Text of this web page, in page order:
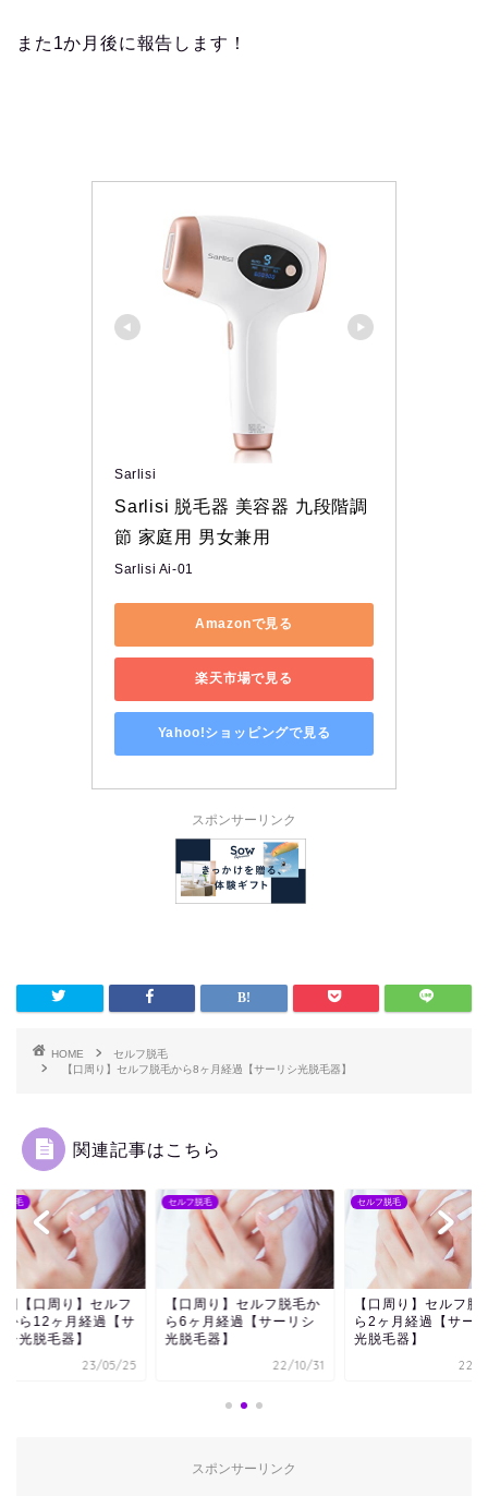
また1か月後に報告します！
Sarlisi
Sarlisi 脱毛器 美容器 九段階調
節 家庭用 男女兼用
Sarlisi Ai-01
Amazonで見る
楽天市場で見る
Yahoo!ショッピングで見る
スポンサーリンク
HOME
セルフ脱毛
【口周り】セルフ脱毛から8ヶ月経過【サーリシ光脱毛器】
関連記事はこちら
脱毛
回【口周り】セルフ
から12ヶ月経過【サ
シ光脱毛器】
23/05/25
セルフ脱毛
【口周り】セルフ脱毛か
ら6ヶ月経過【サーリシ
光脱毛器】
22/10/31
セルフ脱毛
【口周り】セルフ脱
ら2ヶ月経過【サー
光脱毛器】
22/
スポンサーリンク